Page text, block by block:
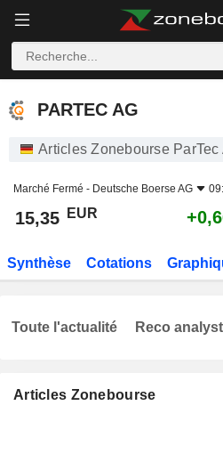
PARTEC AG
PARTEC AG
Articles Zonebourse
Marché Fermé - Deutsche Boerse AG
15,35 EUR
Synthèse Cotations
Articles Zonebourse
Toute l'actualité Reco